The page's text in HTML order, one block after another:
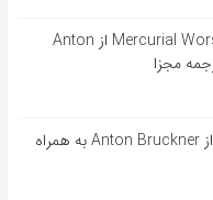
آهنگ آلمانی Mercurial Worst Case Band از Anton
آهنگ آلمانی Wer wir sind از Anton Bruckner به همراه